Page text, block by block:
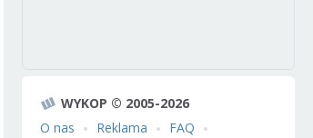
WYKOP © 2005-2026
O nas
Reklama
FAQ